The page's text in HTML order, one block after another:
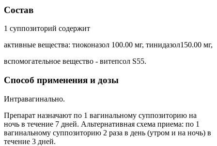
Состав
1 суппозиторий содержит
активные вещества: тиоконазол 100.00 мг, тинидазол150.00 мг,
вспомогательное вещество - витепсол S55.
Способ применения и дозы
Интравагинально.
Препарат назначают по 1 вагинальному суппозиторию на
ночь в течение 7 дней. Альтернативная схема приема: по 1
вагинальному суппозиторию 2 раза в день (утром и на ночь) в
течение 3 дней.